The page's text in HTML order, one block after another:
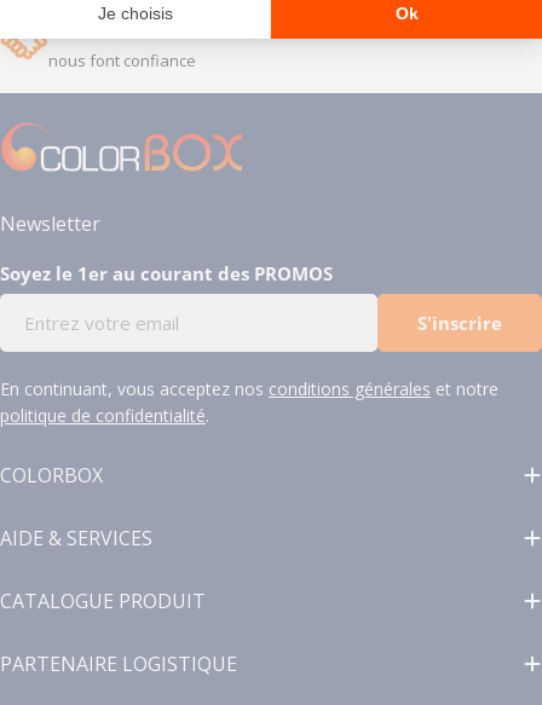
PLUS DE 23 000 CARROSSIERS
nous font confiance
Newsletter
Soyez le 1er au courant des PROMOS
mail
S'inscrire
En continuant, vous acceptez nos conditions générales et notre
politique de confidentialité.
COLORBOX
AIDE & SERVICES
CATALOGUE PRODUIT
PARTENAIRE LOGISTIQUE